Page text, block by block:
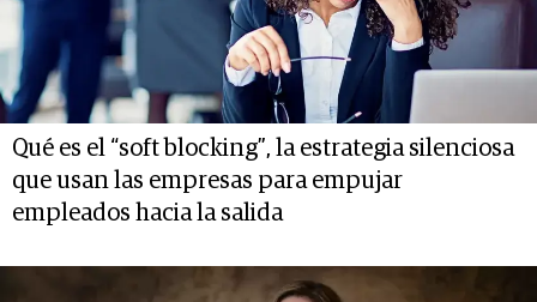
Qué es el “soft blocking”, la estrategia silenciosa
que usan las empresas para empujar
empleados hacia la salida